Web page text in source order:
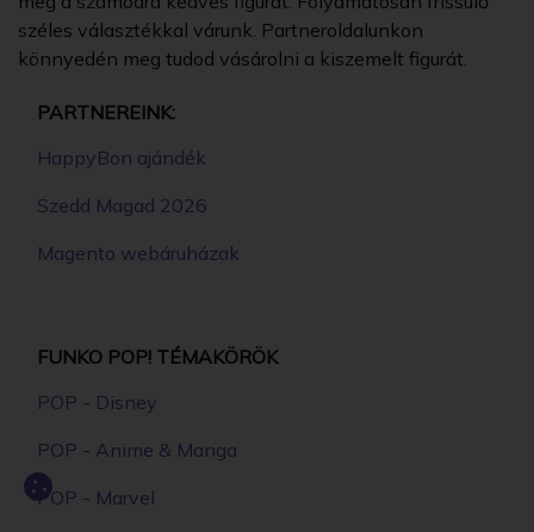
széles választékkal várunk. Partneroldalunkon
könnyedén meg tudod vásárolni a kiszemelt figurát.
PARTNEREINK:
HappyBon ajándék
Szedd Magad 2026
Magento webáruházak
FUNKO POP! TÉMAKÖRÖK
POP - Disney
POP - Anime & Manga
POP - Marvel